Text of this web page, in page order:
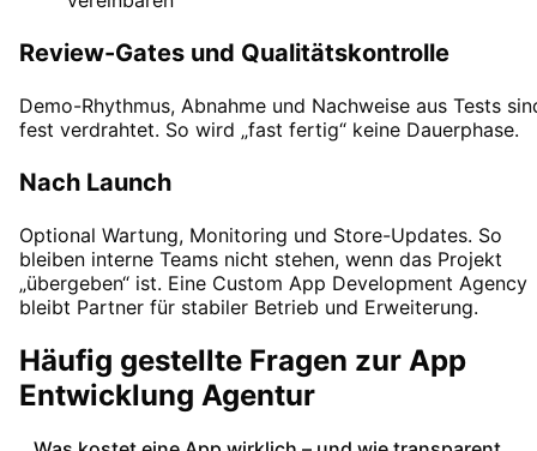
Review-Gates und Qualitätskontrolle
Demo-Rhythmus, Abnahme und Nachweise aus Tests
fest verdrahtet. So wird „fast fertig“ keine Dauerphase.
Nach Launch
Optional Wartung, Monitoring und Store-Updates. So
bleiben interne Teams nicht stehen, wenn das Projekt
„übergeben“ ist. Eine Custom App Development Agency
bleibt Partner für stabiler Betrieb und Erweiterung.
Häufig gestellte Fragen zur App
Entwicklung Agentur